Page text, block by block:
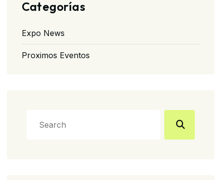
Categorías
Expo News
Proximos Eventos